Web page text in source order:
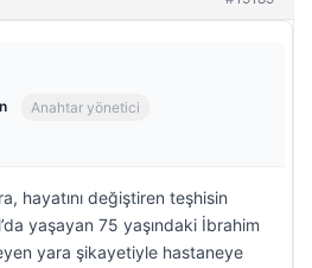
Anahtar yönetici
hayatını değiştiren teşhisin
yaşayan 75 yaşındaki İbrahim
yara şikayetiyle hastaneye